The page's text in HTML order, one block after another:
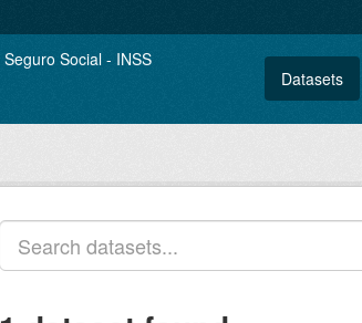
Datasets